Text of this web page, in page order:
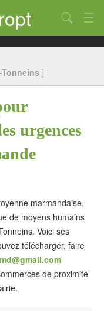
Chercher
Tonneins ]
urgences
marmandaise.
de moyens humains
Voici ses
télécharger, faire
de proximité